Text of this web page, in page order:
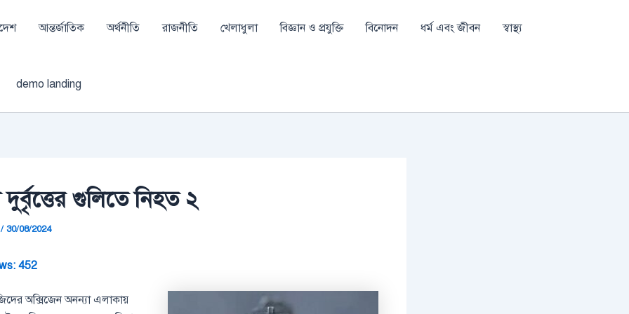
আন্তর্জাতিক অর্থনীতি রাজনীতি খেলাধুলা বিজ্ঞান ও প্রযুক্তি বিনোদন ধর্ম এবং জীবন স্বাস্থ্য
demo landing
দুর্বৃত্তের গুলিতে নিহত ২
/30/08/2024
452
অক্সিজেন অনন্যা এলাকায়